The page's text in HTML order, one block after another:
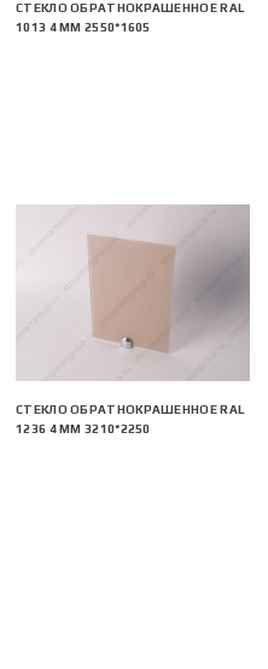
СТЕКЛО ОБРАТНОКРАШЕННОЕ RAL
1013 4 ММ 2550*1605
СТЕКЛО ОБРАТНОКРАШЕННОЕ RAL
1236 4 ММ 3210*2250